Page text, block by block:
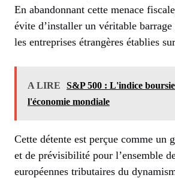
En abandonnant cette menace
évite d’installer un véritable
les entreprises étrangères établies
A LIRE
S&P 500 : L'indice
l'économie mondiale
Cette détente est perçue comme un
et de prévisibilité pour l’ensemble
européennes tributaires du